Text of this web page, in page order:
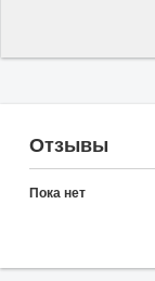
Отзывы
Пока нет